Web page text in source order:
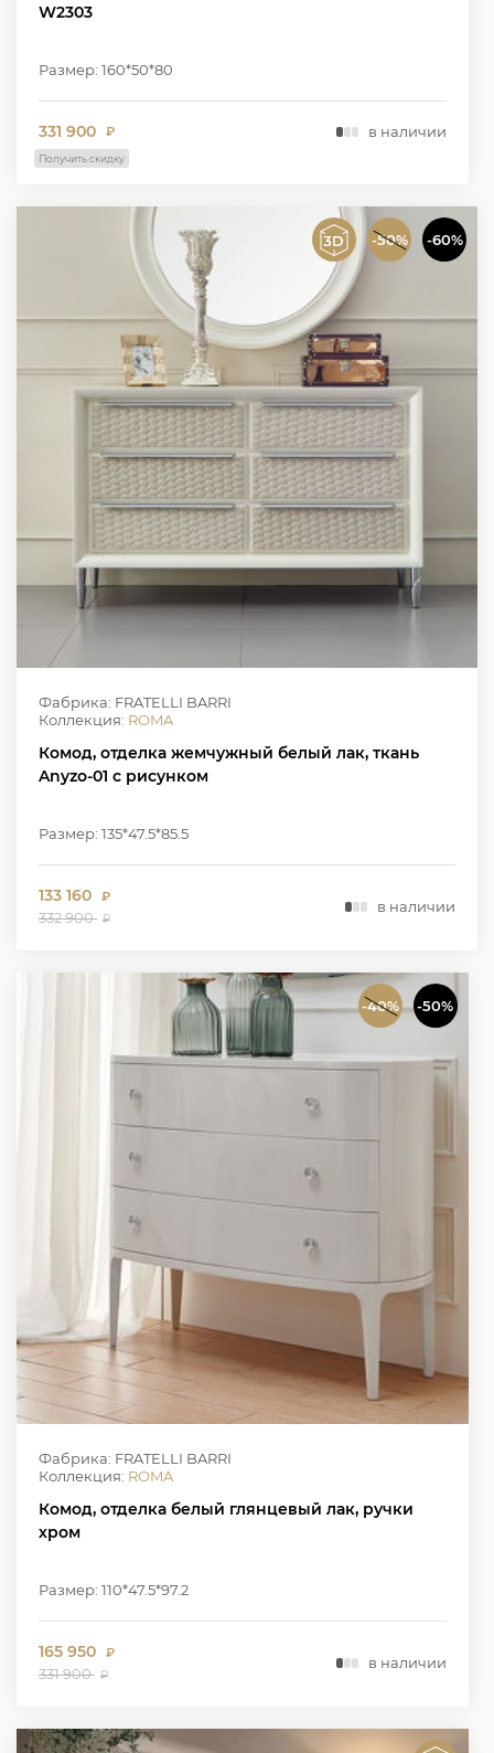
W2303
Размер: 160*50*80
331 900 ₽ в наличии
Получить скидку
-50% -60%
Фабрика: FRATELLI BARRI
Коллекция: ROMA
Комод, отделка жемчужный белый лак, ткань
Anyzo-01 с рисунком
Размер: 135*47.5*85.5
133 160 ₽
332 900 ₽
в наличии
-40% -50%
Фабрика: FRATELLI BARRI
Коллекция: ROMA
Комод, отделка белый глянцевый лак, ручки
хром
Размер: 110*47.5*97.2
165 950 ₽
331 900 ₽
в наличии